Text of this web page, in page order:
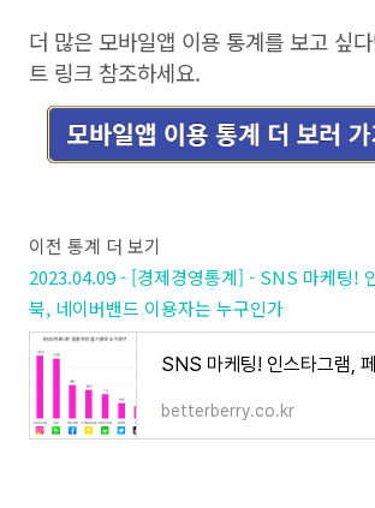
더 많은 모바일앱 이용 통계를 보고 싶
트 링크 참조하세요.
이전 통계 더 보기
2023.04.09 - [경제경영통계] - SNS 마케팅!
북, 네이버밴드 이용자는 누구인가
betterberry.co.kr